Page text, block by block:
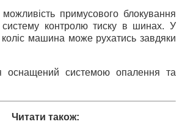
примусового блокування
систему контролю тиску в шинах. У
машина може рухатись завдяки
оснащений системою опалення та
Читати також: